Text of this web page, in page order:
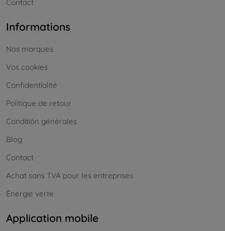
Contact
Informations
Nos marques
Vos cookies
Confidentialité
Politique de retour
Conditión générales
Blog
Contact
Achat sans TVA pour les entreprises
Énergie verte
Application mobile